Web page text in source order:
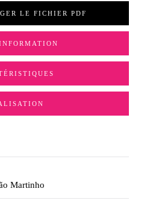
LE FICHIER PDF
Martinho